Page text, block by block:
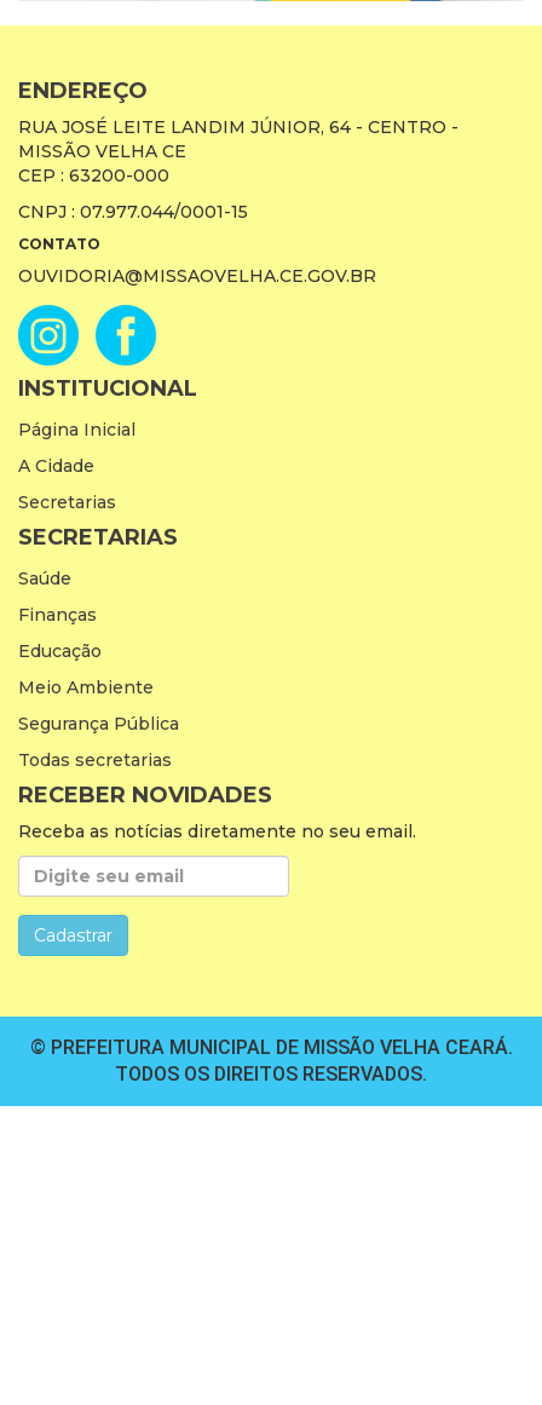
ENDEREÇO
RUA JOSÉ LEITE LANDIM JÚNIOR, 64 - CENTRO -
MISSÃO VELHA CE
CEP : 63200-000
CNPJ : 07.977.044/0001-15
CONTATO
OUVIDORIA@MISSAOVELHA.CE.GOV.BR
INSTITUCIONAL
Página Inicial
A Cidade
Secretarias
SECRETARIAS
Saúde
Finanças
Educação
Meio Ambiente
Segurança Pública
Todas secretarias
RECEBER NOVIDADES
Receba as notícias diretamente no seu email.
© PREFEITURA MUNICIPAL DE MISSÃO VELHA CEARÁ.
TODOS OS DIREITOS RESERVADOS.